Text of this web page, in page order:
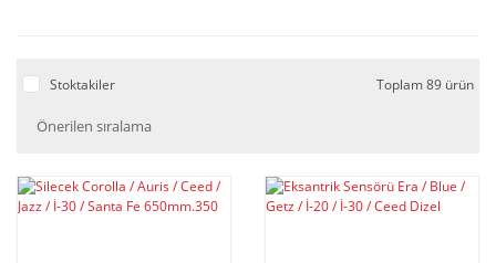
Stoktakiler Toplam 89 ürün